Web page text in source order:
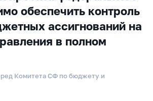
обеспечить контроль
ассигнований на
в полном
Комитета СФ по бюджету и